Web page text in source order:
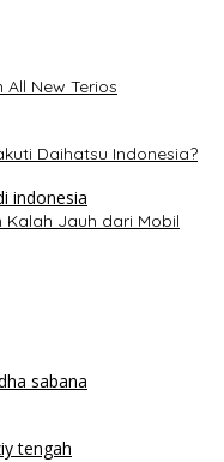
New Terios
Daihatsu Indonesia?
Kalah Jauh dari Mobil